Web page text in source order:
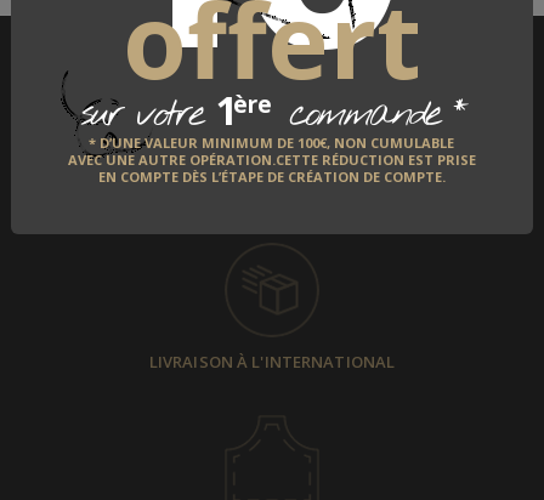
offert
sur votre 1ère commande*
* D’UNE VALEUR MINIMUM DE 100€, NON CUMULABLE
AVEC UNE AUTRE OPÉRATION.CETTE RÉDUCTION EST PRISE
EN COMPTE DÈS L’ÉTAPE DE CRÉATION DE COMPTE.
PAIEMENT SÉCURISÉ
LIVRAISON À L'INTERNATIONAL